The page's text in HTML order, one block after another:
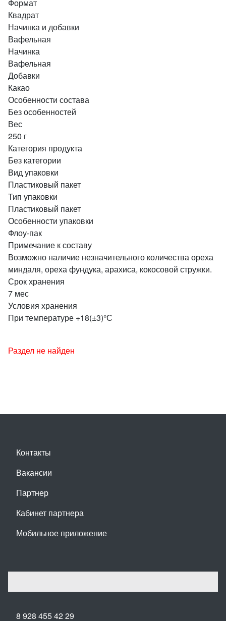
Формат
Квадрат
Начинка и добавки
Вафельная
Начинка
Вафельная
Добавки
Какао
Особенности состава
Без особенностей
Вес
250 г
Категория продукта
Без категории
Вид упаковки
Пластиковый пакет
Тип упаковки
Пластиковый пакет
Особенности упаковки
Флоу-пак
Примечание к составу
Возможно наличие незначительного количества ореха
миндаля, ореха фундука, арахиса, кокосовой стружки.
Срок хранения
7 мес
Условия хранения
При температуре +18(±3)°С
Раздел не найден
Контакты
Вакансии
Партнер
Кабинет партнера
Мобильное приложение
8 928 455 42 29